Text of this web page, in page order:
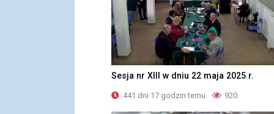
Sesja nr XIII w dniu 22 maja 2025 r.
441 dni 17 godzin temu 920